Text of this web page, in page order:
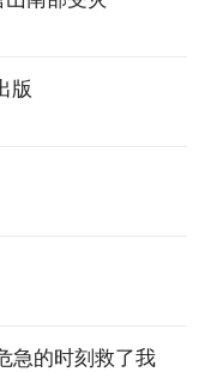
版
急的时刻救了我